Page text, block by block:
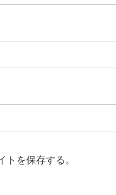
を保存する。